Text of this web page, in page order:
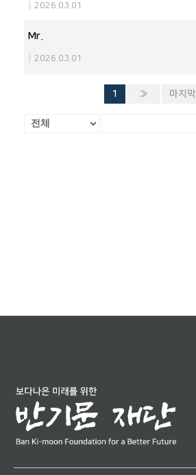
2026.03.01
Mr.
2026.03.01
1 » 마지막